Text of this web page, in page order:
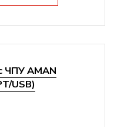
ЧПУ AMAN
USB)